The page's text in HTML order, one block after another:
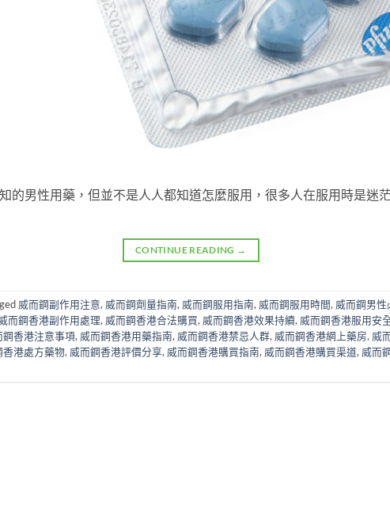
的男性用藥，但並不是人人都知道怎麼服用，很多人在服用時是迷
CONTINUE READING →
威而鋼副作用注意, 威而鋼劑量指南, 威而鋼服用指南, 威而鋼服用時間, 威而鋼男性
而鋼香港副作用處理, 威而鋼香港合法購買, 威而鋼香港效果持續, 威而鋼香港服用安
鋼香港注意事項, 威而鋼香港用藥指南, 威而鋼香港禁忌人群, 威而鋼香港網上藥房, 威
香港處方藥物, 威而鋼香港評價分享, 威而鋼香港購買指南, 威而鋼香港購買渠道, 威而